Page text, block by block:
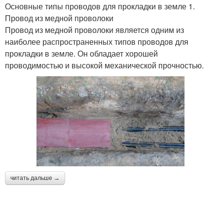
Основные типы проводов для прокладки в земле 1.
Провод из медной проволоки
Провод из медной проволоки является одним из
наиболее распространенных типов проводов для
прокладки в земле. Он обладает хорошей
проводимостью и высокой механической прочностью.
читать дальше →